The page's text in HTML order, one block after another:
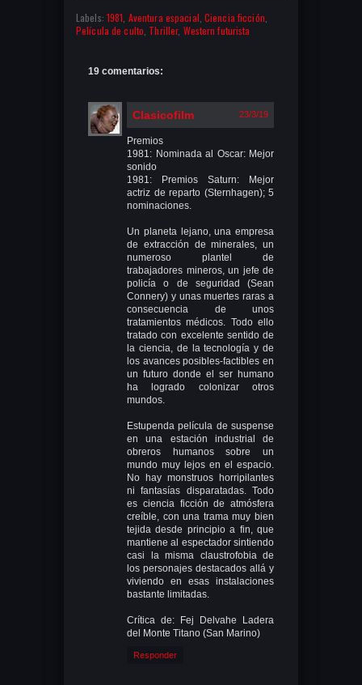
Labels: 1981 Aventura espacial Ciencia ficción
Película de culto Thriller, Western futurista
19 comentarios:
Clasicofilm 23/3/19
Premios
1981: Nominada al Oscar: Mejor
sonido
1981: Premios Saturn: Mejor
actriz de reparto (Sternhagen); 5
nominaciones.
Un planeta lejano, una empresa
de extracción de minerales, un
numeroso plantel de
trabajadores mineros, un jefe de
policía o de seguridad (Sean
Connery) y unas muertes raras a
consecuencia de unos
tratamientos médicos. Todo ello
tratado con excelente sentido de
la ciencia, de la tecnología y de
los avances posibles-factibles en
un futuro donde el ser humano
ha logrado colonizar otros
mundos.
Estupenda película de suspense
en una estación industrial de
obreros humanos sobre un
mundo muy lejos en el espacio.
No hay monstruos horripilantes
ni fantasías disparatadas. Todo
es ciencia ficción de atmósfera
creíble, con una trama muy bien
tejida desde principio a fin, que
mantiene al espectador sintiendo
casi la misma claustrofobia de
los personajes destacados allá y
viviendo en esas instalaciones
bastante limitadas.
Crítica de: Fej Delvahe Ladera
del Monte Titano (San Marino)
Responder